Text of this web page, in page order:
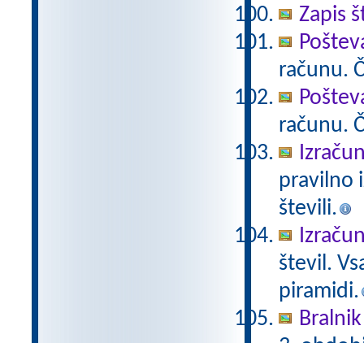
Zapis
računu.
računu.
pravilno
števili.
števil.
piramidi.